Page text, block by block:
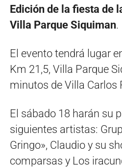
Edición de la fiesta de
Villa Parque Siquiman.
El evento tendrá lugar
Km 21,5, Villa Parque
minutos de Villa Carlos
El sábado 18 harán su
siguientes artistas:
Gringo», Claudio y su
comparsas y Los